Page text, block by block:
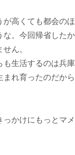
が高くても都会の
な。今回帰省した
ん。
も生活するのは兵
まれ育ったのだか
っかけにもっとマ